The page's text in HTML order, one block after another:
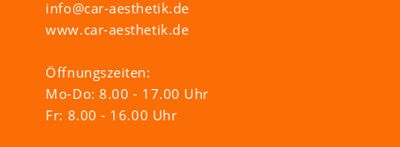
info@car-aesthetik.de
www.car-aesthetik.de
Öffnungszeiten:
Mo-Do: 8.00 - 17.00 Uhr
Fr: 8.00 - 16.00 Uhr